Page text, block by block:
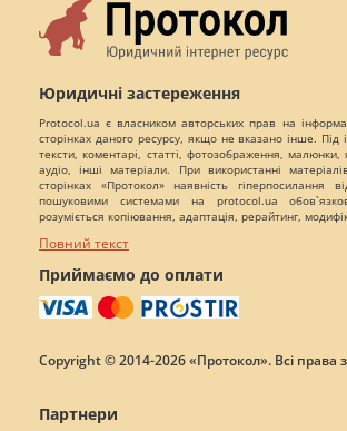
Юридичні застереження
Protocol.ua є власником авторських прав на
сторінках даного ресурсу, якщо не вказано інше. Під
тексти, коментарі, статті, фотозображення,
аудіо, інші матеріали. При використанні
сторінках «Протокол» наявність гіперпосилання
пошуковими системами на protocol.ua
розуміється копіювання, адаптація, рерайтинг,
Повний текст
Приймаємо до оплати
Copyright © 2014-2026 «Протокол». Всі права
Партнери